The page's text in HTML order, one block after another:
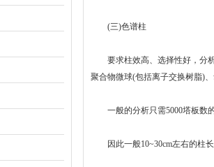
(三)色谱柱
要求柱效高、选择性好，分析
聚合物微球(包括离子交换树脂)
一般的分析只需5000塔板数的
因此一般10~30cm左右的柱长